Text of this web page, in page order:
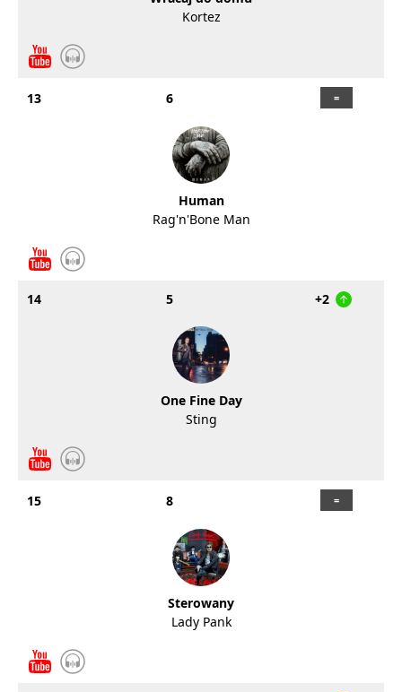
Kortez
13 6
Human
Rag'n'Bone Man
14 5 +2
One Fine Day
Sting
15 8
Sterowany
Lady Pank